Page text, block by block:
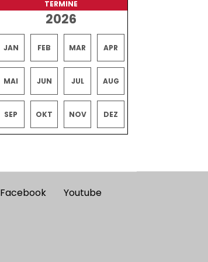
TERMINE
2026
JAN FEB MAR APR
MAI JUN JUL AUG
SEP OKT NOV DEZ
Facebook Youtube